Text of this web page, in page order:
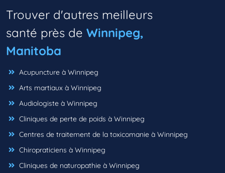
Trouver d'autres meilleurs
santé près de Winnipeg,
Manitoba
Acupuncture à Winnipeg
Arts martiaux à Winnipeg
Audiologiste à Winnipeg
Cliniques de perte de poids à Winnipeg
Centres de traitement de la toxicomanie à Winnipeg
Chiropraticiens à Winnipeg
Cliniques de naturopathie à Winnipeg